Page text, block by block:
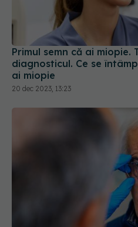
Primul semn că ai miopie.
diagnosticul. Ce se
ai miopie
20 dec 2023, 13:23